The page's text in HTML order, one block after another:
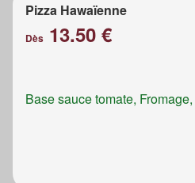
Pizza Hawaïenne
Dès 13.50 €
Base sauce tomate,